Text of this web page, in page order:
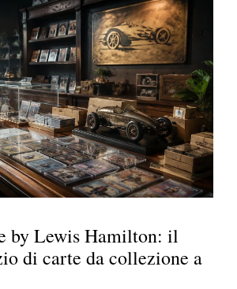
by Lewis Hamilton: il
di carte da collezione a